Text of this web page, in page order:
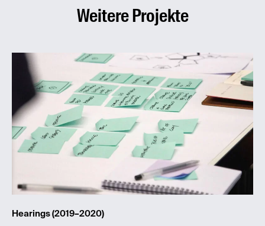
Weitere Projekte
Hearings (2019–2020)